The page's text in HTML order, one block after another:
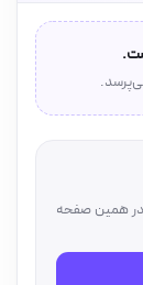
در همین صفحه